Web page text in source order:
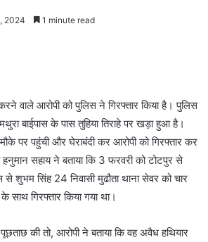
2024 1 minute read
वाले आरोपी को पुलिस ने गिरफ्तार किया है। पुलिस
बाईपास के पास तुहिया तिराहे पर खड़ा हुआ है।
पर पहुंची और घेराबंदी कर आरोपी को गिरफ्तार कर
हनुमान सहाय ने बताया कि 3 फरवरी को टोटपुर से
से शुभम सिंह 24 निवासी मुढौता थाना सेवर को चार
गिरफ्तार किया गया था।
की तो, आरोपी ने बताया कि वह अवैध हथियार